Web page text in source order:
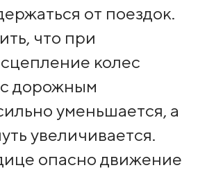
от поездок.
что при
колес
дорожным
уменьшается, а
увеличивается.
опасно движение